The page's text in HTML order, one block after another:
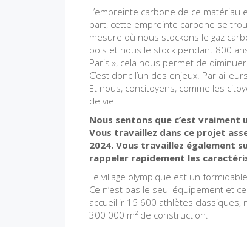
L’empreinte carbone de ce
part, cette empreinte carbone se
mesure où nous stockons le gaz
bois et nous le stock pendant 800
Paris », cela nous permet de
C’est donc l’un des enjeux. Par
Et nous, concitoyens, comme les
de vie.
Nous sentons que c’est
Vous travaillez dans ce projet
2024. Vous travaillez également
rappeler rapidement les
Le village olympique est un
Ce n’est pas le seul équipement et
accueillir 15 600 athlètes
300 000 m² de construction.